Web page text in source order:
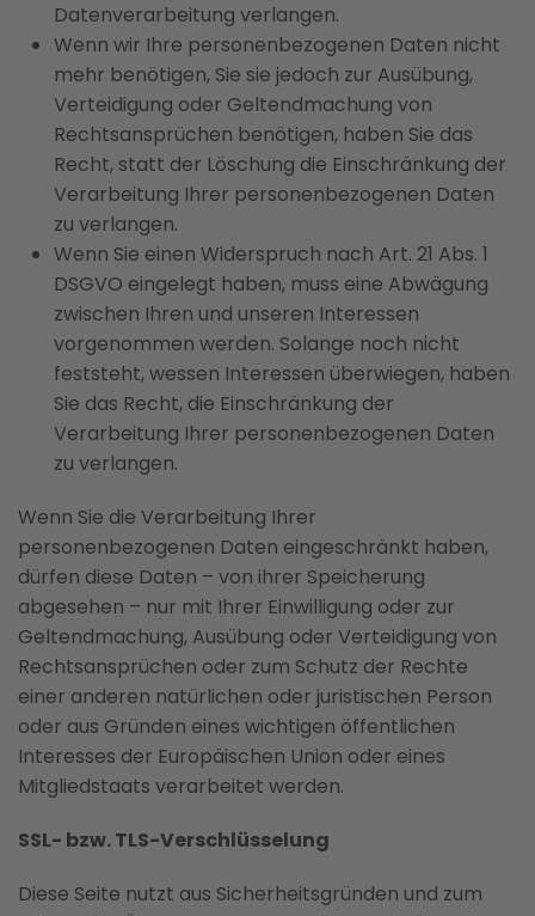
Datenverarbeitung verlangen.
Wenn wir Ihre personenbezogenen Daten nicht
mehr benötigen, Sie sie jedoch zur Ausübung,
Verteidigung oder Geltendmachung von
Rechtsansprüchen benötigen, haben Sie das
Recht, statt der Löschung die Einschränkung der
Verarbeitung Ihrer personenbezogenen Daten
zu verlangen.
Wenn Sie einen Widerspruch nach Art. 21 Abs. 1
DSGVO eingelegt haben, muss eine Abwägung
zwischen Ihren und unseren Interessen
vorgenommen werden. Solange noch nicht
feststeht, wessen Interessen überwiegen, haben
Sie das Recht, die Einschränkung der
Verarbeitung Ihrer personenbezogenen Daten
zu verlangen.
Wenn Sie die Verarbeitung Ihrer
personenbezogenen Daten eingeschränkt haben,
dürfen diese Daten – von ihrer Speicherung
abgesehen – nur mit Ihrer Einwilligung oder zur
Geltendmachung, Ausübung oder Verteidigung von
Rechtsansprüchen oder zum Schutz der Rechte
einer anderen natürlichen oder juristischen Person
oder aus Gründen eines wichtigen öffentlichen
Interesses der Europäischen Union oder eines
Mitgliedstaats verarbeitet werden.
SSL- bzw. TLS-Verschlüsselung
Diese Seite nutzt aus Sicherheitsgründen und zum